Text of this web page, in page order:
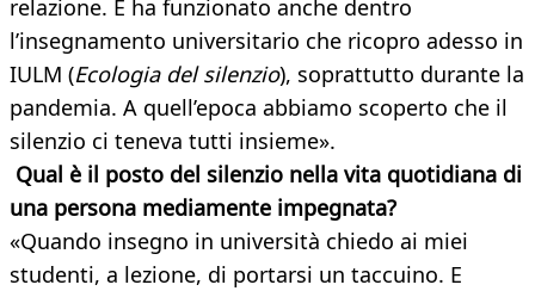
relazione. E ha funzionato anche dentro
l’insegnamento universitario che ricopro adesso in
IULM (Ecologia del silenzio), soprattutto durante la
pandemia. A quell’epoca abbiamo scoperto che il
silenzio ci teneva tutti insieme».
Qual è il posto del silenzio nella vita quotidiana di
una persona mediamente impegnata?
«Quando insegno in università chiedo ai miei
studenti, a lezione, di portarsi un taccuino. E